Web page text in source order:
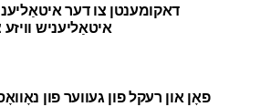
דאקומענטן צו דער
איטאַליעניש
פאָן און רעקל פון געווער פון